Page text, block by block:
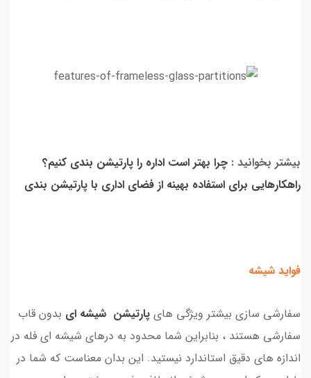
بیشتر بخوانید : چرا بهتر است اداره را پارتیشن بندی کنیم؟
راهکارهایی برای استفاده بهینه از فضای اداری با پارتیشن بندی
فواید شیشه
سفارشی سازی بیشتر ویژگی های پارتیشن شیشه ای بدون قاب
سفارشی هستند ، بنابراین شما محدود به درهای شیشه ای فله در
اندازه های دقیق استاندارد نیستید. این بدان معناست که شما در